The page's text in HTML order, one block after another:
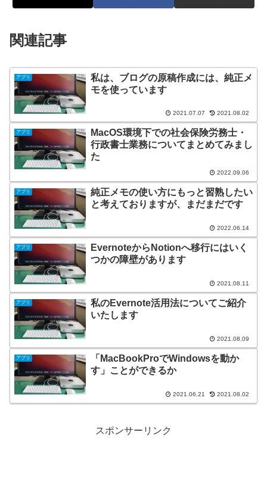
関連記事
アプリ
私は、ブログの原稿作成には、純正メ
モを使っています
2021.07.07 2021.08.02
アプリ
MacOS環境下での社会保険労務士・
行政書士業務についてまとめてみまし
た
2022.09.06
アプリ
純正メモの使い方にもっと習熟したい
と考えておりますが、まだまだです
2022.06.14
アプリ
EvernoteからNotionへ移行にはいく
つかの障壁があります
2021.08.11
アプリ
私のEvernote活用法についてご紹介
いたします
2021.08.09
アプリ
「MacBookProでWindowsを動か
す」ことができるか
2021.06.21 2021.08.02
スポンサーリンク